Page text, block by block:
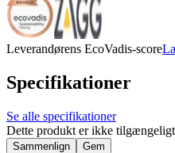
Leverandørens EcoVadis-score
Specifikationer
Se alle specifikationer
Dette produkt er ikke tilgængeligt
Sammenlign Gem